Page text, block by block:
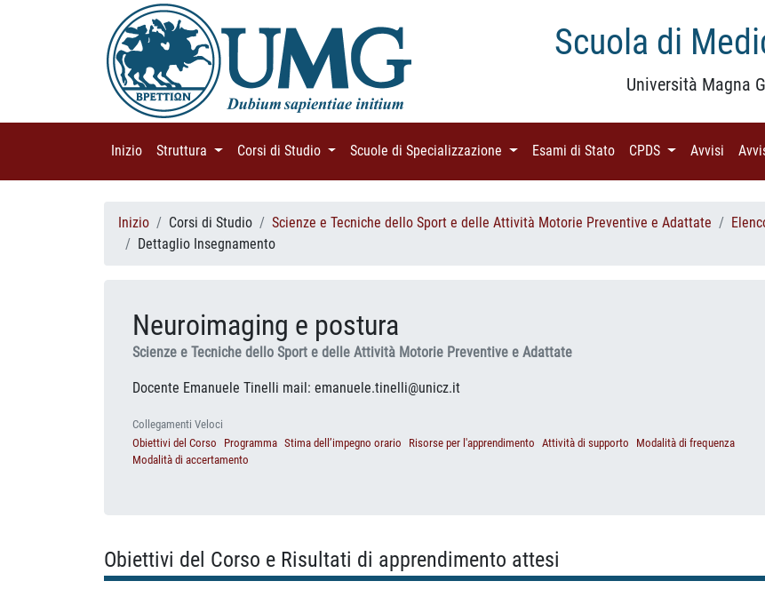
Scuola di
Università Magna
Inizio (current)
Struttura (current)Corsi di Studio (current)Scuole di Specializzazione (current)Esami di Stato (current)
CPDS (current)
Avvisi
Inizio Corsi di Studio Scienze e Tecniche dello Sport e delle Attività Motorie Preventive e Adattate
Dettaglio Insegnamento
Neuroimaging e postura
Scienze e Tecniche dello Sport e delle Attività Motorie Preventive e Adattate
Docente Emanuele Tinelli mail: emanuele.tinelli@unicz.it
Collegamenti Veloci
Obiettivi del Corso
Programma Stima dell’impegno orario Risorse per l'apprendimento Attività di supporto
Modalità di frequenza
Modalità di accertamento
Obiettivi del Corso e Risultati di apprendimento attesi